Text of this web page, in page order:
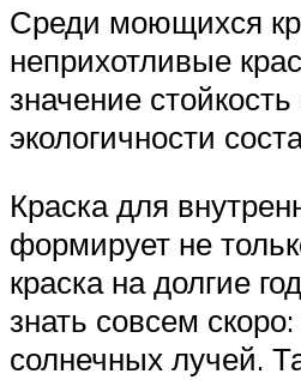
Среди моющихся
неприхотливые
значение
экологичности
Краска для
формирует не
краска на долгие
знать совсем
солнечных лучей.